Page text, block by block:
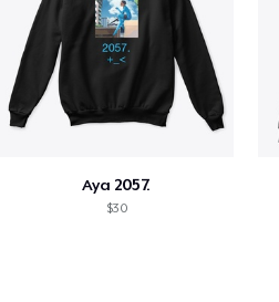
Aya 2057.
$30